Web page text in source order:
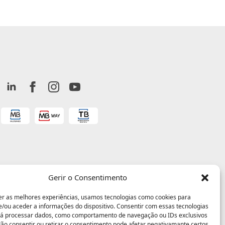
Gerir o Consentimento
as melhores experiências, usamos tecnologias como cookies para
ou aceder a informações do dispositivo. Consentir com essas tecnologias
processar dados, como comportamento de navegação ou IDs exclusivos